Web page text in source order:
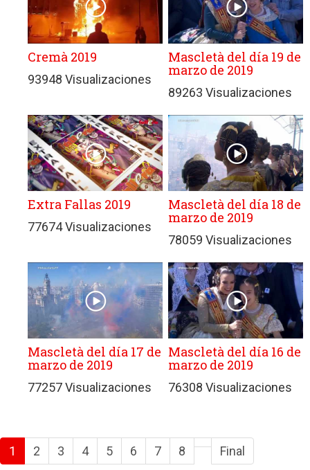
Cremà 2019
93948 Visualizaciones
Mascletà del día 19 de
marzo de 2019
89263 Visualizaciones
Extra Fallas 2019
77674 Visualizaciones
Mascletà del día 18 de
marzo de 2019
78059 Visualizaciones
Mascletà del día 17 de
marzo de 2019
77257 Visualizaciones
Mascletà del día 16 de
marzo de 2019
76308 Visualizaciones
1 2 3 4 5 6 7 8 Final